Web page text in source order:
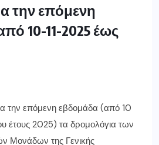
την επόμενη
10-11-2025 έως
την επόμενη εβδομάδα (από 10
έτους 2025) τα δρομολόγια των
Μονάδων της Γενικής